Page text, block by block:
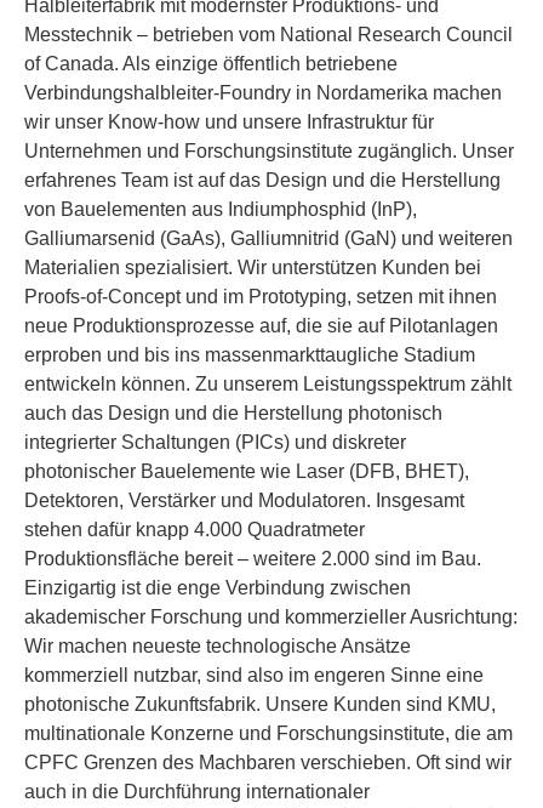
Halbleiterfabrik mit modernster Produktions- und
Messtechnik – betrieben vom National Research Council
of Canada. Als einzige öffentlich betriebene
Verbindungshalbleiter-Foundry in Nordamerika machen
wir unser Know-how und unsere Infrastruktur für
Unternehmen und Forschungsinstitute zugänglich. Unser
erfahrenes Team ist auf das Design und die Herstellung
von Bauelementen aus Indiumphosphid (InP),
Galliumarsenid (GaAs), Galliumnitrid (GaN) und weiteren
Materialien spezialisiert. Wir unterstützen Kunden bei
Proofs-of-Concept und im Prototyping, setzen mit ihnen
neue Produktionsprozesse auf, die sie auf Pilotanlagen
erproben und bis ins massenmarkttaugliche Stadium
entwickeln können. Zu unserem Leistungsspektrum zählt
auch das Design und die Herstellung photonisch
integrierter Schaltungen (PICs) und diskreter
photonischer Bauelemente wie Laser (DFB, BHET),
Detektoren, Verstärker und Modulatoren. Insgesamt
stehen dafür knapp 4.000 Quadratmeter
Produktionsfläche bereit – weitere 2.000 sind im Bau.
Einzigartig ist die enge Verbindung zwischen
akademischer Forschung und kommerzieller Ausrichtung:
Wir machen neueste technologische Ansätze
kommerziell nutzbar, sind also im engeren Sinne eine
photonische Zukunftsfabrik. Unsere Kunden sind KMU,
multinationale Konzerne und Forschungsinstitute, die am
CPFC Grenzen des Machbaren verschieben. Oft sind wir
auch in die Durchführung internationaler